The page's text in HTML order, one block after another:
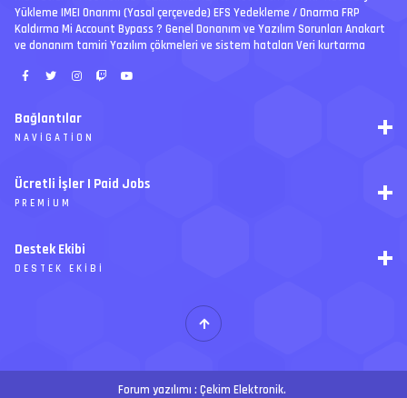
Yükleme IMEI Onarımı (Yasal çerçevede) EFS Yedekleme / Onarma FRP
Kaldırma Mi Account Bypass ? Genel Donanım ve Yazılım Sorunları Anakart
ve donanım tamiri Yazılım çökmeleri ve sistem hataları Veri kurtarma
Bağlantılar
NAVIGATION
Arşiv
Ajanda
Forum Yönetimi
Forumları Okundu Kabul Et
Ücretli İşler | Paid Jobs
PREMIUM
Paketler
Özel tema
Destek Ekibi
DESTEK EKIBI
İ
T
H
Forum yazılımı : Çekim Elektronik.